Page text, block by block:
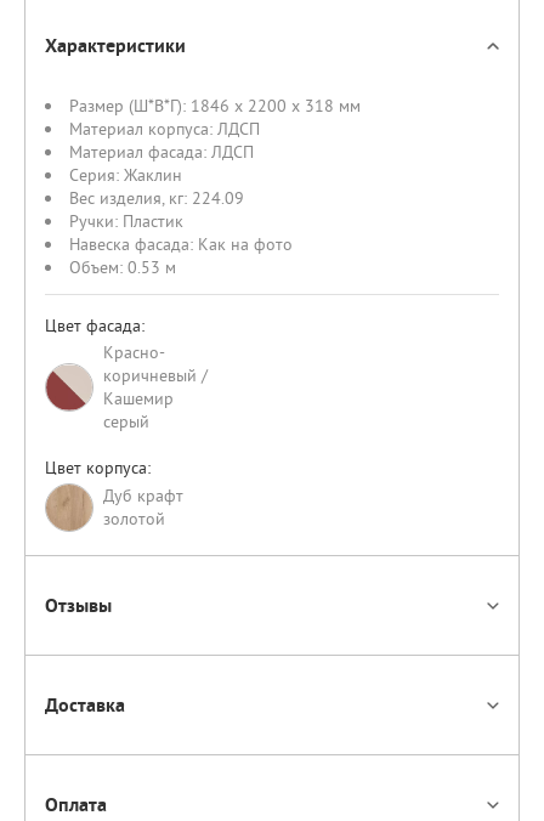
Характеристики
Размер (Ш*В*Г): 1846 x 2200 x 318 мм
Материал корпуса: ЛДСП
Материал фасада: ЛДСП
Серия: Жаклин
Вес изделия, кг: 224.09
Ручки: Пластик
Навеска фасада: Как на фото
Объем: 0.53 м
Цвет фасада:
Красно-
коричневый /
Кашемир
серый
Цвет корпуса:
Дуб крафт
золотой
Отзывы
Доставка
Оплата